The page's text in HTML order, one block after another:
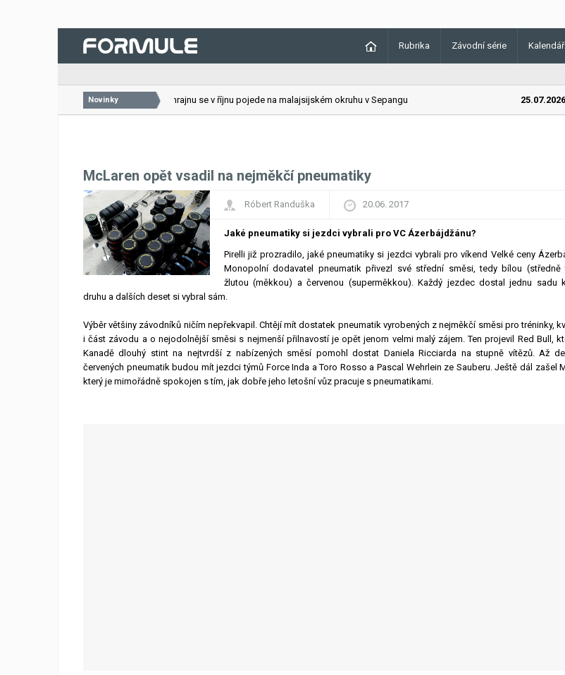
Rubrika Závodní série Kalendář
Novinky
26.07.2026 VC Bahrajnu se v říjnu pojede na malajsijském okruhu v Sepangu 25.07.2026
McLaren opět vsadil na nejměkčí pneumatiky
Róbert Randuška 20.06. 2017
Jaké pneumatiky si jezdci vybrali pro VC Ázerbájdžánu?
Pirelli již prozradilo, jaké pneumatiky si jezdci vybrali pro víkend Velké ceny
Monopolní dodavatel pneumatik přivezl své střední směsi, tedy bílou (středně
žlutou (měkkou) a červenou (superměkkou). Každý jezdec dostal jednu sadu
druhu a dalších deset si vybral sám.
Výběr většiny závodníků ničím nepřekvapil. Chtějí mít dostatek pneumatik vyrobených z nejměkčí směsi pro tréninky,
i část závodu a o nejodolnější směsi s nejmenší přilnavostí je opět jenom velmi malý zájem. Ten projevil Red Bull,
Kanadě dlouhý stint na nejtvrdší z nabízených směsí pomohl dostat Daniela Ricciarda na stupně vítězů. Až
červených pneumatik budou mít jezdci týmů Force Inda a Toro Rosso a Pascal Wehrlein ze Sauberu. Ještě dál zašel
který je mimořádně spokojen s tím, jak dobře jeho letošní vůz pracuje s pneumatikami.